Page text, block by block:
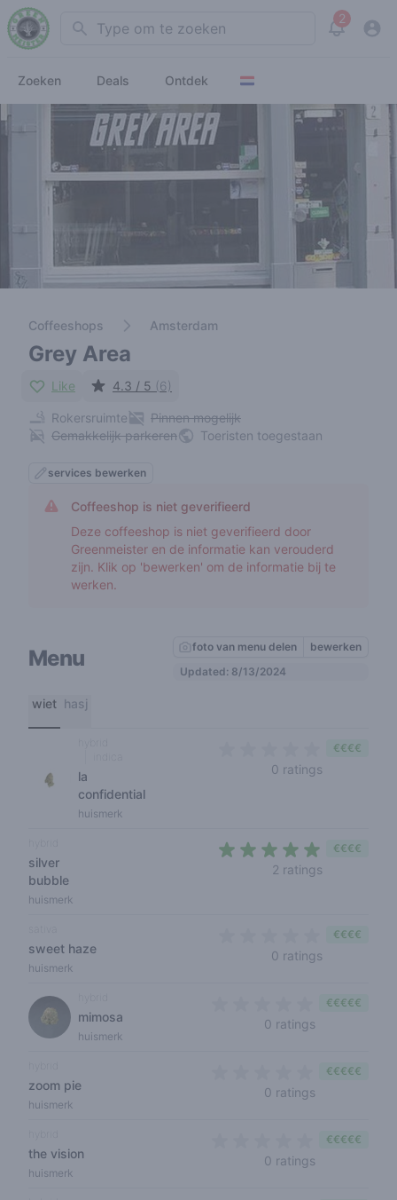
Search 2
View
Zoeken Deals Ontdek
Coffeeshops Amsterdam
Grey Area
Like 4.3 / 5 (6)
Rokersruimte
Pinnen mogelijk
Gemakkelijk parkeren
Toeristen toegestaan
services bewerken
Coffeeshop is niet geverifieerd
Deze coffeeshop is niet geverifieerd door
Greenmeister en de informatie kan verouderd
zijn. Klik op 'bewerken' om de informatie bij te
werken.
Menu foto van menu delen
bewerken
Updated: 8/13/2024
wiet hasj
la
confidential
huismerk
0 ratings
€€€€
silver
bubble
huismerk
2 ratings
€€€€
sweet haze
huismerk
0 ratings
€€€€
mimosa
huismerk
0 ratings
€€€€€
zoom pie
huismerk
0 ratings
€€€€€
the vision
huismerk
0 ratings
€€€€€